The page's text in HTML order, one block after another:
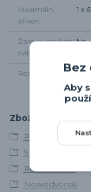
Maximální
příkon
1 x
Žárovky součástí
svítidla
Ne
Rozměr svítidla
Zboží zařazeno v
Poslední kousky
Svítidla skladem
Retro svítidla
Nowodvorski
Bez
Aby